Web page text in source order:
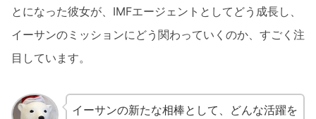
とになった彼女が、IMFエージェントとしてどう成長し、
イーサンのミッションにどう関わっていくのか、すごく注
目しています。
イーサンの新たな相棒として、どんな活躍を